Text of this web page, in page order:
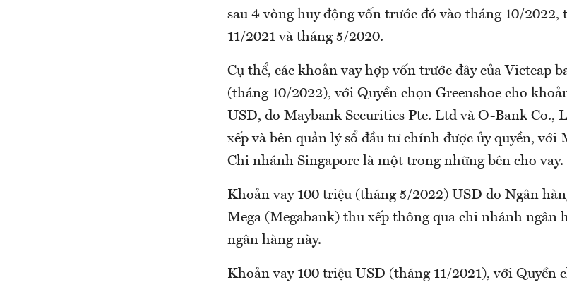
sau 4 vòng huy động vốn trước đó vào tháng 10/2022,
11/2021 và tháng 5/2020.
Cụ thể, các khoản vay hợp vốn trước đây của Vietcap
(tháng 10/2022), với Quyền chọn Greenshoe cho
USD, do Maybank Securities Pte. Ltd và O-Bank Co.,
xếp và bên quản lý sổ đầu tư chính được ủy quyền, với
Chi nhánh Singapore là một trong những bên cho vay.
Khoản vay 100 triệu (tháng 5/2022) USD do Ngân
Mega (Megabank) thu xếp thông qua chi nhánh ngân
ngân hàng này.
Khoản vay 100 triệu USD (tháng 11/2021), với Quyền